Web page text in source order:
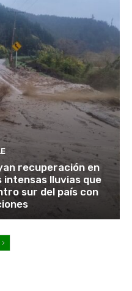
recuperación en
lluvias que
sur del país con